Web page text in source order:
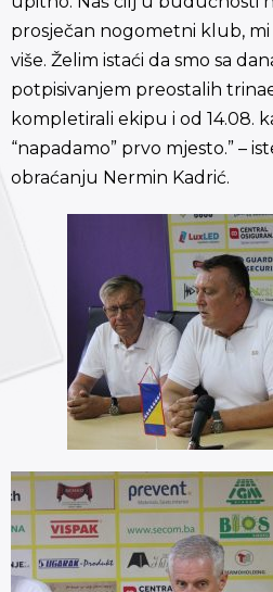
prosječan nogometni klub,
više. Želim istaći da smo sa
potpisivanjem preostalih
kompletirali ekipu i od 14.08.
“napadamo” prvo mjesto.” –
obraćanju Nermin Kadrić.